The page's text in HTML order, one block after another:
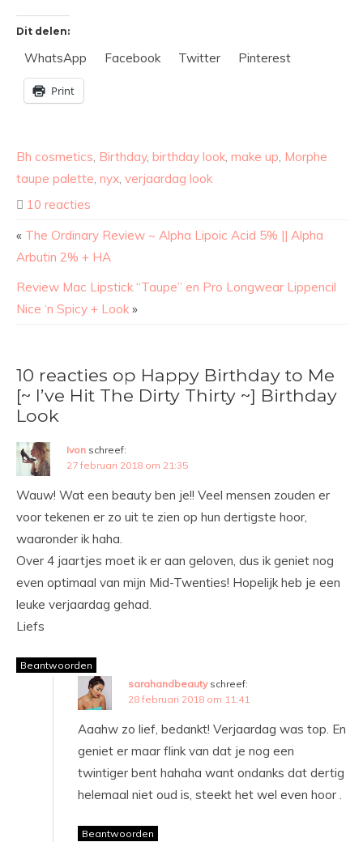
Dit delen:
WhatsApp Facebook Twitter Pinterest
Print
Bh cosmetics Birthday, birthday look make up Morphe
taupe palette nyx verjaardag look
10 reacties
« The Ordinary Review ~ Alpha Lipoic Acid 5% || Alpha
Arbutin 2% + HA
Review Mac Lipstick “Taupe” en Pro Longwear Lippencil
Nice ‘n Spicy + Look »
10 reacties op Happy Birthday to Me
[~ I’ve Hit The Dirty Thirty ~] Birthday
Look
Ivon schreef:
27 februari 2018 om 21:35
Wauw! Wat een beauty ben je!! Veel mensen zouden er
voor tekenen er zo uit te zien op hun dertigste hoor,
waaronder ik haha.
Over 4 jaartjes moet ik er aan geloven, dus ik geniet nog
even optimaal van mijn Mid-Twenties! Hopelijk heb je een
leuke verjaardag gehad.
Liefs
Beantwoorden
sarahandbeauty schreef:
28 februari 2018 om 11:41
Aaahw zo lief, bedankt! Verjaardag was top. En
geniet er maar flink van dat je nog een
twintiger bent hahaha want ondanks dat dertig
helemaal niet oud is, steekt het wel even hoor .
Beantwoorden